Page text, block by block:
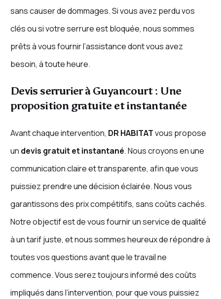
sans causer de dommages. Si vous avez perdu vos
clés ou si votre serrure est bloquée, nous sommes
prêts à vous fournir l’assistance dont vous avez
besoin, à toute heure.
Devis serrurier à Guyancourt : Une
proposition gratuite et instantanée
Avant chaque intervention, DR HABITATvous propose
un devis gratuit et instantané. Nous croyons en une
communication claire et transparente, afin que vous
puissiez prendre une décision éclairée. Nous vous
garantissons des prix compétitifs, sans coûts cachés.
Notre objectif est de vous fournir un service de qualité
à un tarif juste, et nous sommes heureux de répondre à
toutes vos questions avant que le travail ne
commence. Vous serez toujours informé des coûts
impliqués dans l’intervention, pour que vous puissiez